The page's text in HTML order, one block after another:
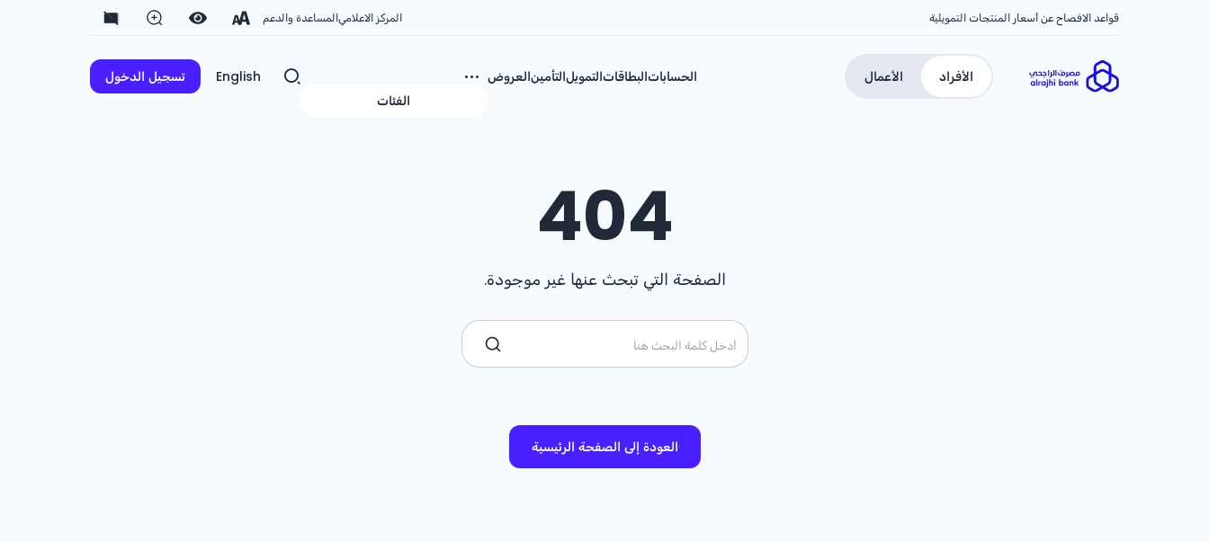
قواعد الافصاح عن أسعار المنتجات التمويلية المركز الاعلاميالمساعدة والدعم
الأفراد الأعمال الحساباتالبطاقاتالتمويلالتأمينالعروض
الفئات
English تسجيل الدخول
404
الصفحة التي تبحث عنها غير موجودة.
العودة إلى الصفحة الرئيسية